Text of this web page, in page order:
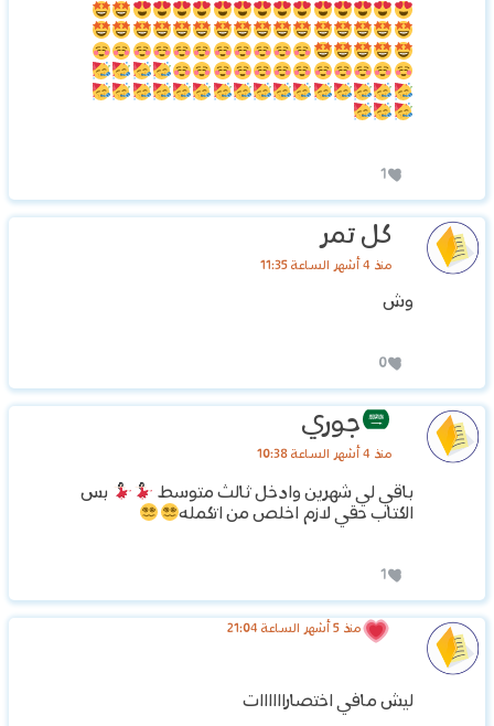
1
كل تمر
منذ 4 أشهر الساعة 11:35
وش
0
جوري
منذ 4 أشهر الساعة 10:38
باقي لي شهرين وادخل ثالث متوسط
بس
الكتاب حقي لازم اخلص من اتكمله
1
منذ 5 أشهر الساعة 21:04
ليش مافي اختصاراااااات